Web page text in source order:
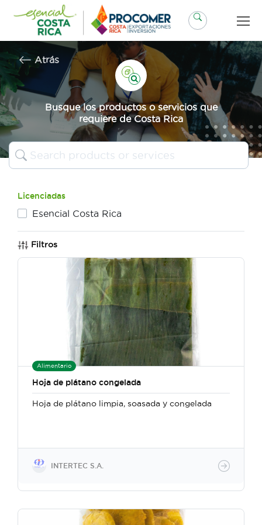
contenido
Atrás
Busque los productos o servicios que
requiere de Costa Rica
Licenciadas
Esencial Costa Rica
Filtros
Alimentario
Hoja de plátano congelada
Hoja de plátano limpia, soasada y congelada
INTERTEC S.A.